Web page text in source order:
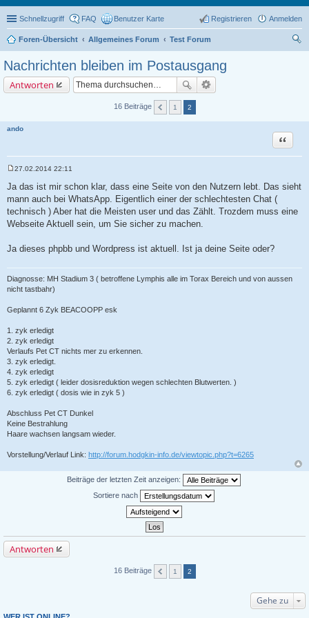
Schnellzugriff FAQ Benutzer Karte Anmelden
Registrieren
Foren-Übersicht Allgemeines Forum
Test Forum
Nachrichten bleiben im Postausgang
Antworten
16 Beiträge 1 2
ando
Zitat
i
t
a
g
27.02.2014 22:11
Ja das ist mir schon klar, dass eine Seite von den Nutzern lebt. Das sieht
mann auch bei WhatsApp. Eigentlich einer der schlechtesten Chat (
technisch ) Aber hat die Meisten user und das Zählt. Trozdem muss eine
Webseite Aktuell sein, um Sie sicher zu machen.
Ja dieses phpbb und Wordpress ist aktuell. Ist ja deine Seite oder?
Diagnosse: MH Stadium 3 ( betroffene Lymphis alle im Torax Bereich und von aussen
nicht tastbahr)
Geplannt 6 Zyk BEACOOPP esk
1. zyk erledigt
2. zyk erledigt
Verlaufs Pet CT nichts mer zu erkennen.
3. zyk erledigt.
4. zyk erledigt
5. zyk erledigt ( leider dosisreduktion wegen schlechten Blutwerten. )
6. zyk erledigt ( dosis wie in zyk 5 )
Abschluss Pet CT Dunkel
Keine Bestrahlung
Haare wachsen langsam wieder.
Vorstellung/Verlauf Link: http://forum.hodgkin-info.de/viewtopic.php?t=6265
Beiträge der letzten Zeit anzeigen:
Sortiere nach
Antworten
16 Beiträge 1 2
Gehe zu